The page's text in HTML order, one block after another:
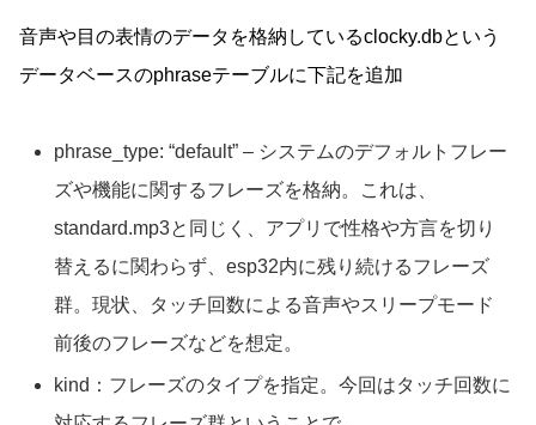
音声や目の表情のデータを格納しているclocky.dbという
データベースのphraseテーブルに下記を追加
phrase_type: “default” – システムのデフォルトフレー
ズや機能に関するフレーズを格納。これは、
standard.mp3と同じく、アプリで性格や方言を切り
替えるに関わらず、esp32内に残り続けるフレーズ
群。現状、タッチ回数による音声やスリープモード
前後のフレーズなどを想定。
kind：フレーズのタイプを指定。今回はタッチ回数に